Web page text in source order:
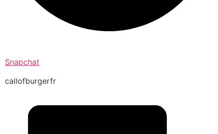
Snapchat
callofburgerfr